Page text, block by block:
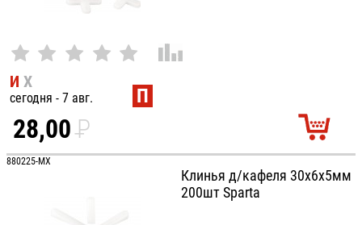
И Х
сегодня - 7 авг. П
28,00P
УБ.
880225-MX
Клинья д/кафеля 30х6х5мм
200шт Sparta